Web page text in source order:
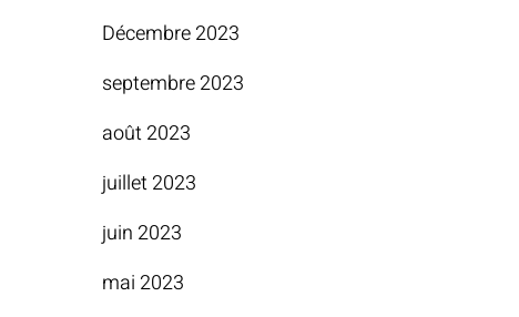
Décembre 2023
septembre 2023
août 2023
juillet 2023
juin 2023
mai 2023